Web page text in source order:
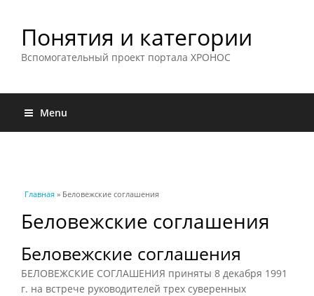
Понятия и категории
Вспомогательный проект портала ХРОНОС
Menu
Вы здесь
Главная » Беловежские соглашения
Беловежские соглашения
Беловежские соглашения
БЕЛОВЕЖСКИЕ СОГЛАШЕНИЯ приняты 8 декабря 1991
г. на встрече руководителей трех суверенных